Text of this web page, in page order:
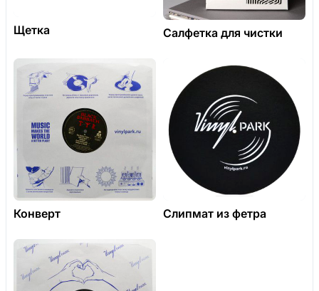
Щетка Салфетка для чистки
Конверт Слипмат из фетра